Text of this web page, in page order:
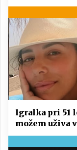
Igralka pri 51
možem uživa